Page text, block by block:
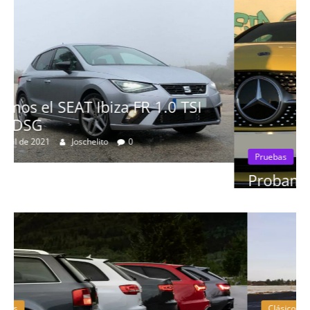
Pruebas
Probamos el Mercedes-Benz A200d